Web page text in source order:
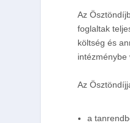
Az
foglaltak
költség és
intézménybe
Az
a